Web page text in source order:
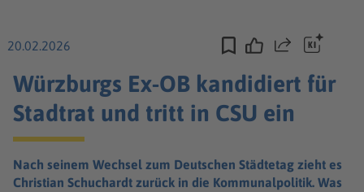
20.02.2026 Teilen
Würzburgs Ex-OB kandidiert für
Stadtrat und tritt in CSU ein
Nach seinem Wechsel zum Deutschen Städtetag zieht es
Christian Schuchardt zurück in die Kommunalpolitik. Was